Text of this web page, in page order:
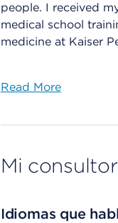
people. I received
medical school
medicine at Kaiser
Read More
Mi
Idiomas que